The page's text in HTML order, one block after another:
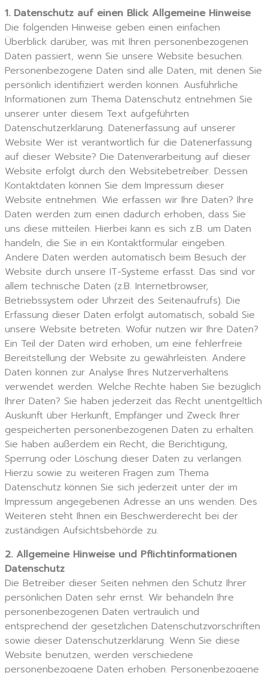
1. Datenschutz auf einen Blick Allgemeine Hinweise
Die folgenden Hinweise geben einen einfachen
Überblick darüber, was mit Ihren personenbezogenen
Daten passiert, wenn Sie unsere Website besuchen.
Personenbezogene Daten sind alle Daten, mit denen Sie
persönlich identifiziert werden können. Ausführliche
Informationen zum Thema Datenschutz entnehmen Sie
unserer unter diesem Text aufgeführten
Datenschutzerklärung. Datenerfassung auf unserer
Website Wer ist verantwortlich für die Datenerfassung
auf dieser Website? Die Datenverarbeitung auf dieser
Website erfolgt durch den Websitebetreiber. Dessen
Kontaktdaten können Sie dem Impressum dieser
Website entnehmen. Wie erfassen wir Ihre Daten? Ihre
Daten werden zum einen dadurch erhoben, dass Sie
uns diese mitteilen. Hierbei kann es sich z.B. um Daten
handeln, die Sie in ein Kontaktformular eingeben.
Andere Daten werden automatisch beim Besuch der
Website durch unsere IT-Systeme erfasst. Das sind vor
allem technische Daten (z.B. Internetbrowser,
Betriebssystem oder Uhrzeit des Seitenaufrufs). Die
Erfassung dieser Daten erfolgt automatisch, sobald Sie
unsere Website betreten. Wofür nutzen wir Ihre Daten?
Ein Teil der Daten wird erhoben, um eine fehlerfreie
Bereitstellung der Website zu gewährleisten. Andere
Daten können zur Analyse Ihres Nutzerverhaltens
verwendet werden. Welche Rechte haben Sie bezüglich
Ihrer Daten? Sie haben jederzeit das Recht unentgeltlich
Auskunft über Herkunft, Empfänger und Zweck Ihrer
gespeicherten personenbezogenen Daten zu erhalten.
Sie haben außerdem ein Recht, die Berichtigung,
Sperrung oder Löschung dieser Daten zu verlangen.
Hierzu sowie zu weiteren Fragen zum Thema
Datenschutz können Sie sich jederzeit unter der im
Impressum angegebenen Adresse an uns wenden. Des
Weiteren steht Ihnen ein Beschwerderecht bei der
zuständigen Aufsichtsbehörde zu.
2. Allgemeine Hinweise und Pflichtinformationen
Datenschutz
Die Betreiber dieser Seiten nehmen den Schutz Ihrer
persönlichen Daten sehr ernst. Wir behandeln Ihre
personenbezogenen Daten vertraulich und
entsprechend der gesetzlichen Datenschutzvorschriften
sowie dieser Datenschutzerklärung. Wenn Sie diese
Website benutzen, werden verschiedene
personenbezogene Daten erhoben. Personenbezogene